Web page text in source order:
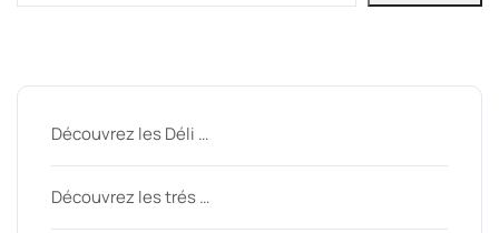
Découvrez les Déli …
Découvrez les trés …